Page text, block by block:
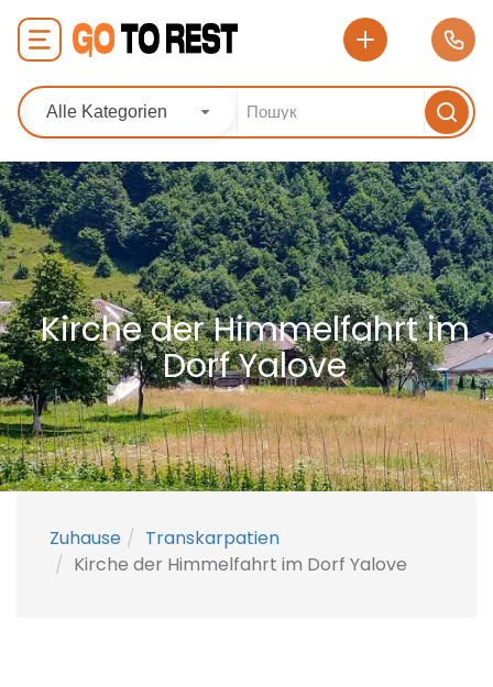
Alle Kategorien
Kirche der Himmelfahrt im
Dorf Yalove
Zuhause
Transkarpatien
Kirche der Himmelfahrt im Dorf Yalove